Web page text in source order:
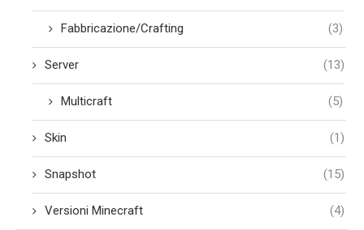
Fabbricazione/Crafting (3)
Server (13)
Multicraft (5)
Skin (1)
Snapshot (15)
Versioni Minecraft (4)